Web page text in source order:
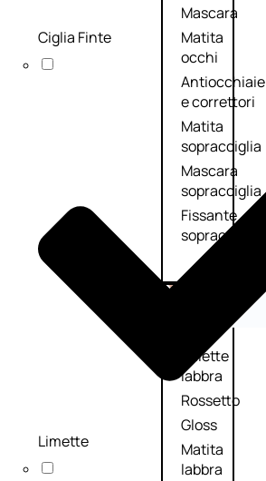
Mascara
Matita
occhi
Antiocchiaie
e correttori
Matita
sopracciglia
Mascara
sopracciglia
Fissante
sopracciglia
Palette
labbra
Rossetto
Gloss
Matita
labbra
Ciglia Finte
Limette